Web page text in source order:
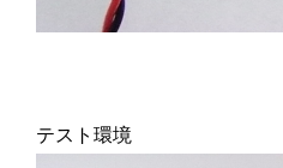
テスト環境